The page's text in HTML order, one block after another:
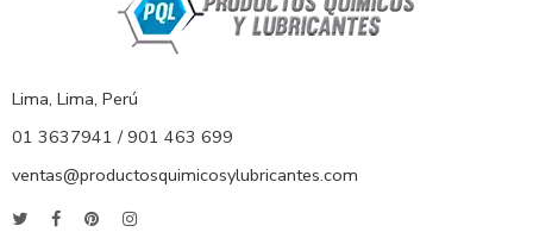
Lima, Lima, Perú
01 3637941 / 901 463 699
ventas@productosquimicosylubricantes.com